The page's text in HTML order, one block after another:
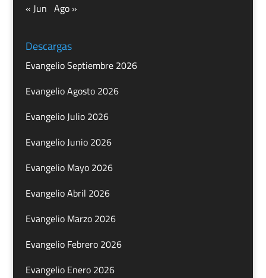
« Jun Ago »
Descargas
Evangelio Septiembre 2026
Evangelio Agosto 2026
Evangelio Julio 2026
Evangelio Junio 2026
Evangelio Mayo 2026
Evangelio Abril 2026
Evangelio Marzo 2026
Evangelio Febrero 2026
Evangelio Enero 2026